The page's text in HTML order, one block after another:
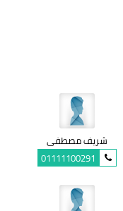
شريف مصطفى
01111100291